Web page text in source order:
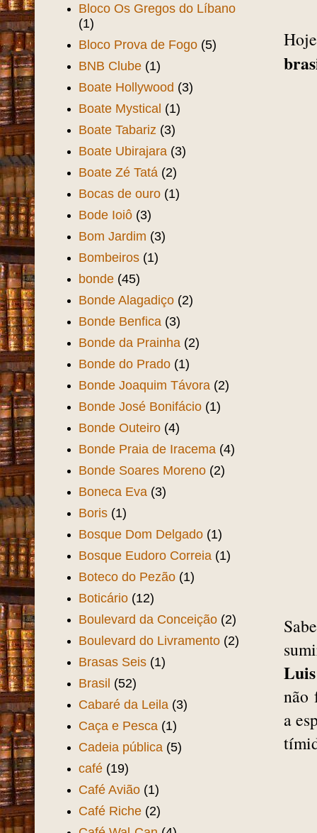
não
a
Bloco Os Gregos do Líbano
(1)
Bloco Prova de Fogo (5)
BNB Clube (1)
Boate Hollywood (3)
Boate Mystical (1)
Boate Tabariz (3)
Boate Ubirajara (3)
Boate Zé Tatá (2)
Bocas de ouro (1)
Bode Ioiô (3)
Bom Jardim (3)
Bombeiros (1)
bonde (45)
Bonde Alagadiço (2)
Bonde Benfica (3)
Bonde da Prainha (2)
Bonde do Prado (1)
Bonde Joaquim Távora (2)
Bonde José Bonifácio (1)
Bonde Outeiro (4)
Bonde Praia de Iracema (4)
Bonde Soares Moreno (2)
Boneca Eva (3)
Boris (1)
Bosque Dom Delgado (1)
Bosque Eudoro Correia (1)
Boteco do Pezão (1)
Boticário (12)
Boulevard da Conceição (2)
Boulevard do Livramento (2)
Brasas Seis (1)
Brasil (52)
Cabaré da Leila (3)
Caça e Pesca (1)
Cadeia pública (5)
café (19)
Café Avião (1)
Café Riche (2)